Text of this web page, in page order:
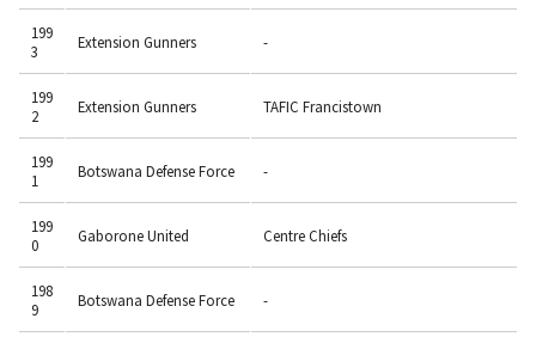
199
3
Extension Gunners -
199
2
Extension Gunners TAFIC Francistown
199
1
Botswana Defense Force -
199
0
Gaborone United Centre Chiefs
198
9
Botswana Defense Force -